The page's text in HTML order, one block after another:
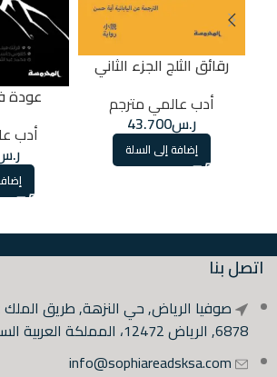
رقائق الثلج الجزء الثاني
أدب عالمي مترجم
ر.س43.700
إضافة إلى السلة
عودة
أدب
اتصل بنا
صوفيا الرياض, حي النزهة, طريق الملك
6878, الرياض 12472، المملكة العربية السعودية
info@sophiareadsksa.com